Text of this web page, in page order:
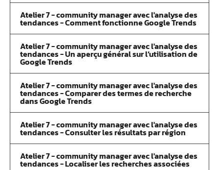
Atelier 7 - community manager avec l'analyse des
tendances - Comment fonctionne Google Trends
Atelier 7 - community manager avec l'analyse des
tendances - Un aperçu général sur l’utilisation de
Google Trends
Atelier 7 - community manager avec l'analyse des
tendances - Comparer des termes de recherche
dans Google Trends
Atelier 7 - community manager avec l'analyse des
tendances - Consulter les résultats par région
Atelier 7 - community manager avec l'analyse des
tendances - Localiser les recherches associées